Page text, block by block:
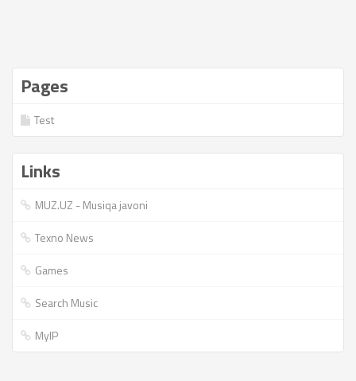
Pages
Test
Links
MUZ.UZ - Musiqa javoni
Texno News
Games
Search Music
MyIP